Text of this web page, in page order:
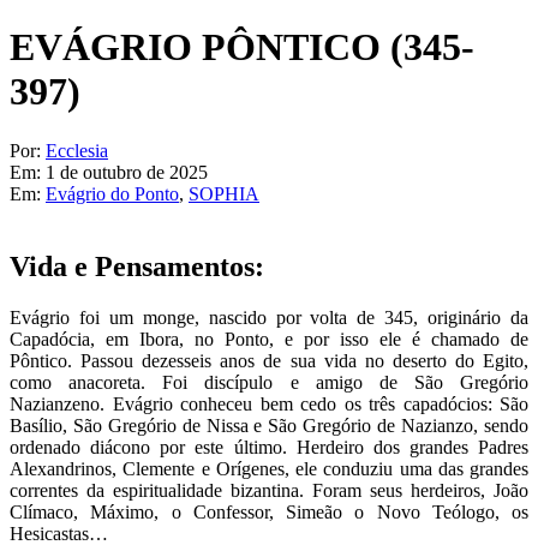
EVÁGRIO PÔNTICO (345-
397)
Por: Ecclesia
Em: 1 de outubro de 2025
Em: Evágrio do Ponto, SOPHIA
Vida e Pensamentos:
Evágrio foi um monge, nascido por volta de 345, originário da
Capadócia, em Ibora, no Ponto, e por isso ele é chamado de
Pôntico. Passou dezesseis anos de sua vida no deserto do Egito,
como anacoreta. Foi discípulo e amigo de São Gregório
Nazianzeno. Evágrio conheceu bem cedo os três capadócios: São
Basílio, São Gregório de Nissa e São Gregório de Nazianzo, sendo
ordenado diácono por este último. Herdeiro dos grandes Padres
Alexandrinos, Clemente e Orígenes, ele conduziu uma das grandes
correntes da espiritualidade bizantina. Foram seus herdeiros, João
Clímaco, Máximo, o Confessor, Simeão o Novo Teólogo, os
Hesicastas…